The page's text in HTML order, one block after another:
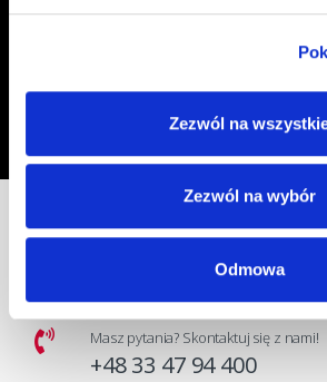
Zezwól na
Zezwól na wybór
Odmowa
promocjach!
Oświadczam, że zapoznałem się ztreścią
przetwarzania moich danych osobowych, w celu
ofercie sklepu tj. o promocjach, nowościach i
Masz pytania? Skontaktuj się z nami!
+48 33 47 94 400